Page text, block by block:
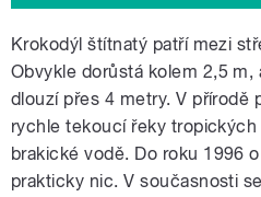
Krokodýl štítnatý patří mezi
Obvykle dorůstá kolem 2,5 m,
dlouzí přes 4 metry. V přírodě
rychle tekoucí řeky tropických
brakické vodě. Do roku 1996
prakticky nic. V současnosti